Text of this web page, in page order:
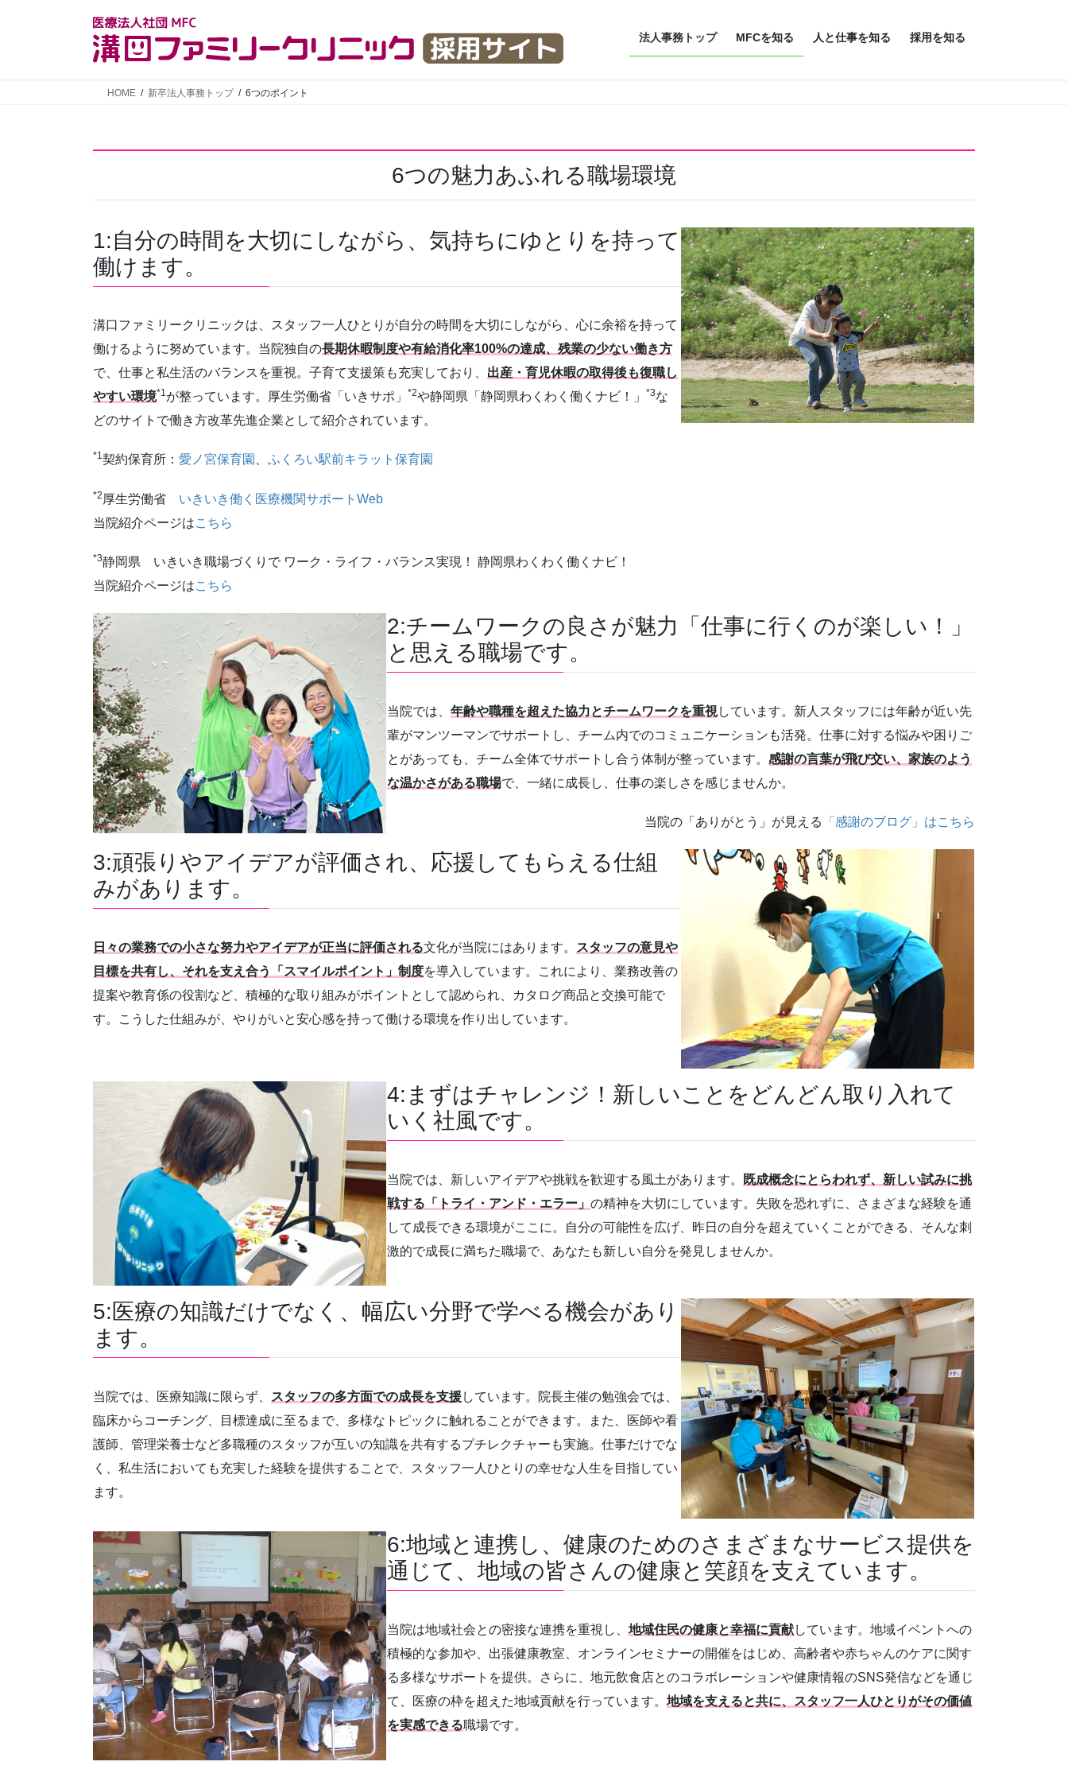
法人事務トップ MFCを知る 人と仕事を知る 採用を知る
HOME 新卒法人事務トップ 6つのポイント
6つの魅力あふれる職場環境
1:自分の時間を大切にしながら、気持ちにゆとりを持って
働けます。
溝口ファミリークリニックは、スタッフ一人ひとりが自分の時間を大切にしながら、心に余裕を持って
働けるように努めています。当院独自の長期休暇制度や有給消化率100%の達成、残業の少ない働き方
で、仕事と私生活のバランスを重視。子育て支援策も充実しており、 出産・育児休暇の取得後も復職し
やすい環境*1が整っています。厚生労働省「いきサポ」 *2や静岡県「静岡県わくわく働くナビ！」 *3な
どのサイトで働き方改革先進企業として紹介されています。
*1契約保育所： 愛ノ宮保育園 ふくろい駅前キラット保育園
*2 厚生労働省 いきいき働く医療機関サポートWeb
当院紹介ページはこちら
*3静岡県 いきいき職場づくりで ワーク・ライフ・バランス実現！ 静岡県わくわく働くナビ！
当院紹介ページはこちら
2:チームワークの良さが魅力「仕事に行くのが楽しい！」
と思える職場です。
当院では、年齢や職種を超えた協力とチームワークを重視しています。新人スタッフには年齢が近い先
輩がマンツーマンでサポートし、チーム内でのコミュニケーションも活発。仕事に対する悩みや困りご
とがあっても、チーム全体でサポートし合う体制が整っています。感謝の言葉が飛び交い、家族のよう
な温かさがある職場で、一緒に成長し、仕事の楽しさを感じませんか。
当院の「ありがとう」が見える 「感謝のブログ」はこちら
3:頑張りやアイデアが評価され、応援してもらえる仕組
みがあります。
日々の業務での小さな努力やアイデアが正当に評価される文化が当院にはあります。
スタッフの意見や
目標を共有し、それを支え合う「スマイルポイント」制度を導入しています。これにより、業務改善の
提案や教育係の役割など、積極的な取り組みがポイントとして認められ、カタログ商品と交換可能で
す。こうした仕組みが、やりがいと安心感を持って働ける環境を作り出しています。
4:まずはチャレンジ！新しいことをどんどん取り入れて
いく社風です。
当院では、新しいアイデアや挑戦を歓迎する風土があります。
既成概念にとらわれず、新しい試みに挑
戦する「トライ・アンド・エラー」の精神を大切にしています。失敗を恐れずに、さまざまな経験を通
して成長できる環境がここに。自分の可能性を広げ、昨日の自分を超えていくことができる、そんな刺
激的で成長に満ちた職場で、あなたも新しい自分を発見しませんか。
5:医療の知識だけでなく、幅広い分野で学べる機会があり
ます。
当院では、医療知識に限らず、 スタッフの多方面での成長を支援しています。院長主催の勉強会では、
臨床からコーチング、目標達成に至るまで、多様なトピックに触れることができます。また、医師や看
護師、管理栄養士など多職種のスタッフが互いの知識を共有するプチレクチャーも実施。仕事だけでな
く、私生活においても充実した経験を提供することで、スタッフ一人ひとりの幸せな人生を目指してい
ます。
6:地域と連携し、健康のためのさまざまなサービス提供を
通じて、地域の皆さんの健康と笑顔を支えています。
当院は地域社会との密接な連携を重視し、地域住民の健康と幸福に貢献しています。地域イベントへの
積極的な参加や、出張健康教室、オンラインセミナーの開催をはじめ、高齢者や赤ちゃんのケアに関す
る多様なサポートを提供。さらに、地元飲食店とのコラボレーションや健康情報のSNS発信などを通じ
て、医療の枠を超えた地域貢献を行っています。地域を支えると共に、スタッフ一人ひとりがその価値
を実感できる職場です。